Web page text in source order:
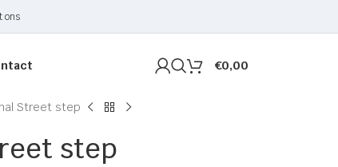
ons
€0,00
Street step
step